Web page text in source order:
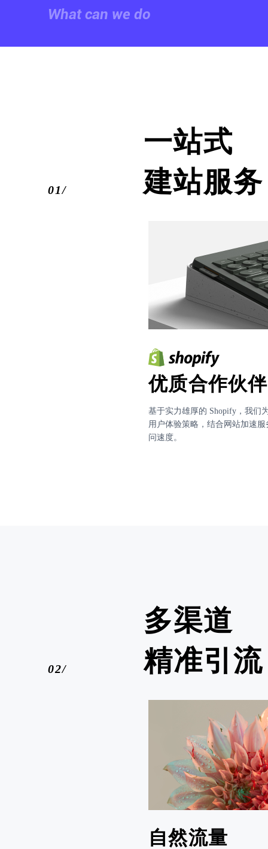
What can we do
01/
一站式
建站服务
优质合作伙伴
基于实力雄厚的 Shopify，我们
用户体验策略，结合网站加速
问速度。
02/
多渠道
精准引流
自然流量